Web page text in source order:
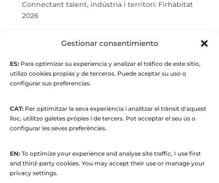
Gestionar consentimiento
ES: Para optimizar su experiencia y analizar el tráfico de este sitio,
utilizo cookies propias y de terceros. Puede aceptar su uso o
configurar sus preferencias.
CAT: Per optimitzar la seva experiència i analitzar el trànsit d'aquest
lloc, utilitzo galetes pròpies i de tercers. Pot acceptar el seu ús o
configurar les seves preferències.
EN: To optimize your experience and analyse site traffic, I use first
and third-party cookies. You may accept their use or manage your
privacy settings.
Connectant talent, indústria i territori: Firhàbitat
2026
© Maria Fernandez Alonso
Full index
© 2015 to present. María Fernández Alonso
Strategic Manager | Corporate